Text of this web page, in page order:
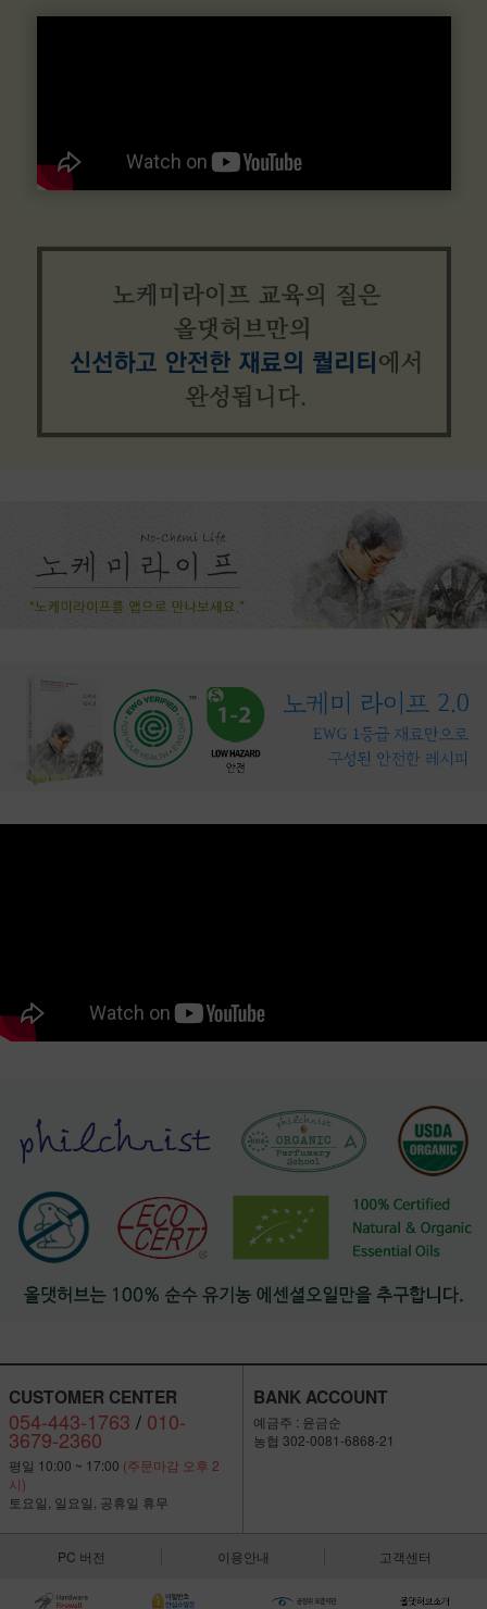
CUSTOMER CENTER
054-443-1763 / 010-
3679-2360
평일 10:00 ~ 17:00 (주문마감 오후 2
시)
토요일, 일요일, 공휴일 휴무
BANK ACCOUNT
예금주 : 윤금순
농협 302-0081-6868-21
PC 버전 이용안내 고객센터